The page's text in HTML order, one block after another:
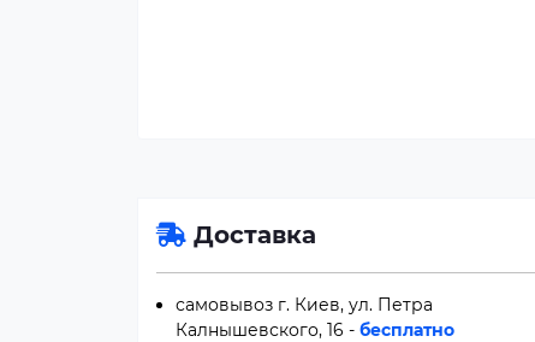
Доставка
самовывоз г. Киев, ул. Петра
Калнышевского, 16 - бесплатно